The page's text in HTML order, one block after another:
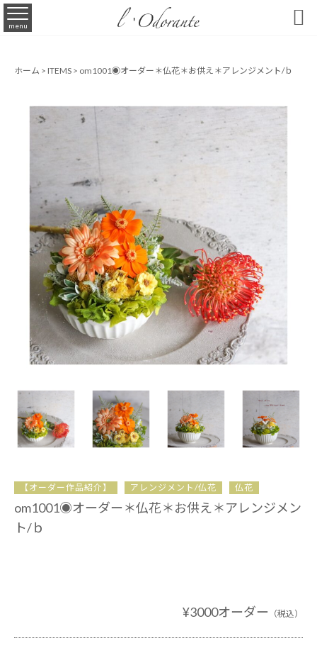
menu 
ホーム > ITEMS > om1001◉オーダー＊仏花＊お供え＊アレンジメント/ｂ
【オーダー作品紹介】 アレンジメント/仏花 仏花
om1001◉オーダー＊仏花＊お供え＊アレンジメン
ト/ｂ
¥3000オーダー （税込）